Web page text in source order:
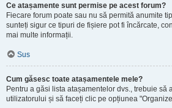
Ce atașamente sunt permise pe acest forum?
Fiecare forum poate sau nu să permită anumite
sunteți sigur ce tipuri de fișiere pot fi încărcate,
mai multe informații.
Sus
Cum găsesc toate atașamentele mele?
Pentru a găsi lista atașamentelor dvs., trebuie să
utilizatorului și să faceți clic pe opțiunea